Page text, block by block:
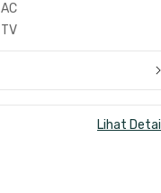
AC
TV
Lihat Detail